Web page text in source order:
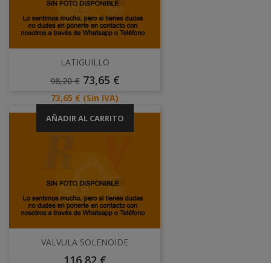
LATIGUILLO
Precio
98,20 € Precio
73,65 €
Precio
73,65 € (Sin IVA)
AÑADIR AL CARRITO
VALVULA SOLENOIDE
Precio